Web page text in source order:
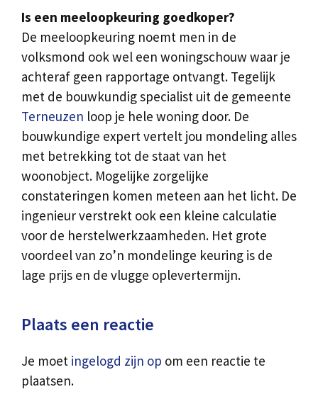
Is een meeloopkeuring goedkoper?
De meeloopkeuring noemt men in de
volksmond ook wel een woningschouw waar je
achteraf geen rapportage ontvangt. Tegelijk
met de bouwkundig specialist uit de gemeente
Terneuzen loop je hele woning door. De
bouwkundige expert vertelt jou mondeling alles
met betrekking tot de staat van het
woonobject. Mogelijke zorgelijke
constateringen komen meteen aan het licht. De
ingenieur verstrekt ook een kleine calculatie
voor de herstelwerkzaamheden. Het grote
voordeel van zo’n mondelinge keuring is de
lage prijs en de vlugge oplevertermijn.
Plaats een reactie
Je moet ingelogd zijn op om een reactie te
plaatsen.